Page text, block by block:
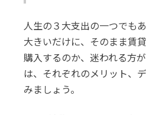
人生の３大支出の一つでも
大きいだけに、そのまま賃
購入するのか、迷われる方
は、それぞれのメリット、
みましょう。